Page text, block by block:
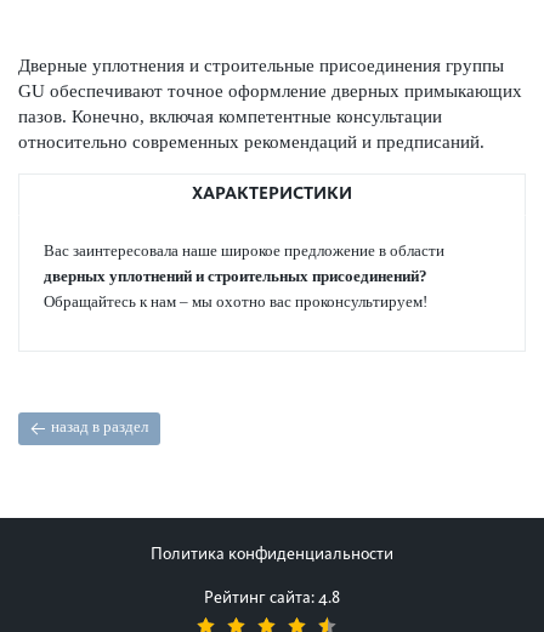
Дверные уплотнения и строительные присо­единения группы
GU обеспечивают точное оформ­ление дверных примы­кающих
пазов. Конечно, включая компетентные консультации
относительно современных рекомендаций и предписаний.
ХАРАКТЕРИСТИКИ
Вас заинтер­ес­овала наше широкое предложение в области
дверных уплотнений и строительных присо­единений?
Обращайтесь к нам – мы охотно вас про­консультируем!
назад в раздел
Политика конфиденциальности
Рейтинг сайта: 4.8